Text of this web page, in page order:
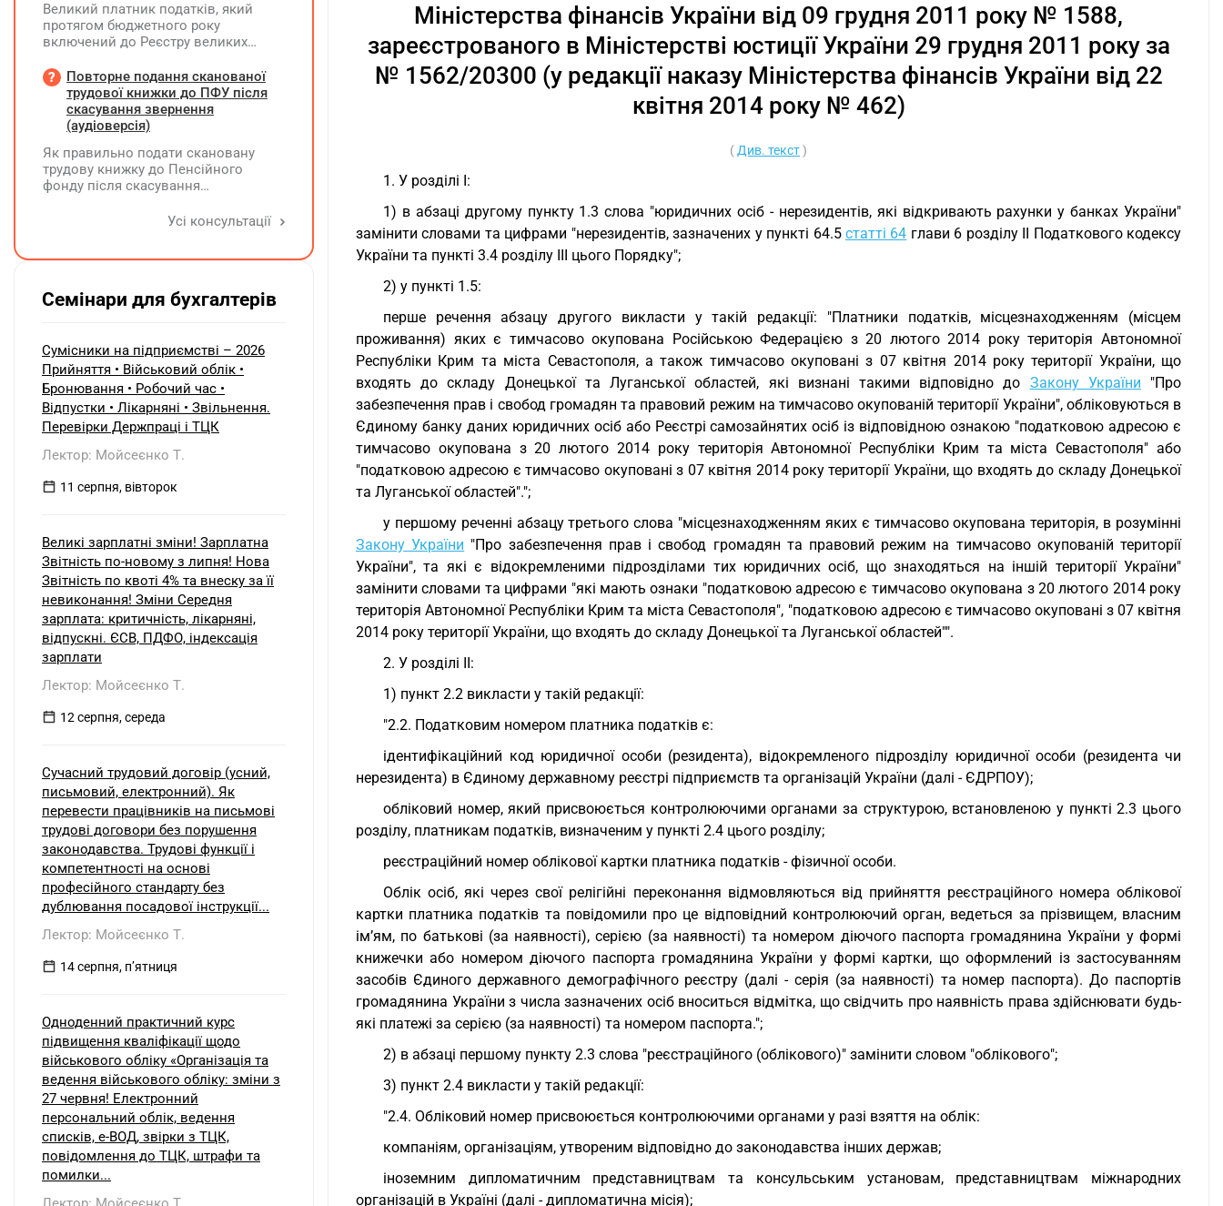
Міністерства фінансів України від 09 грудня 2011 року № 1588,
зареєстрованого в Міністерстві юстиції України 29 грудня 2011 року за
№ 1562/20300 (у редакції наказу Міністерства фінансів України від 22
квітня 2014 року № 462)
( Див. текст)
1. У розділі I:
1) в абзаці другому пункту 1.3 слова "юридичних осіб - нерезидентів, які відкривають рахунки у банках України"
замінити словами та цифрами "нерезидентів, зазначених у пункті 64.5 статті 64 глави 6 розділу II Податкового кодексу
України та пункті 3.4 розділу III цього Порядку";
2) у пункті 1.5:
перше речення абзацу другого викласти у такій редакції: "Платники податків, місцезнаходженням (місцем
проживання) яких є тимчасово окупована Російською Федерацією з 20 лютого 2014 року територія Автономної
Республіки Крим та міста Севастополя, а також тимчасово окуповані з 07 квітня 2014 року території України, що
входять до складу Донецької та Луганської областей, які визнані такими відповідно до Закону України "Про
забезпечення прав і свобод громадян та правовий режим на тимчасово окупованій території України", обліковуються в
Єдиному банку даних юридичних осіб або Реєстрі самозайнятих осіб із відповідною ознакою "податковою адресою є
тимчасово окупована з 20 лютого 2014 року територія Автономної Республіки Крим та міста Севастополя" або
"податковою адресою є тимчасово окуповані з 07 квітня 2014 року території України, що входять до складу Донецької
та Луганської областей".";
у першому реченні абзацу третього слова "місцезнаходженням яких є тимчасово окупована територія, в розумінні
Закону України "Про забезпечення прав і свобод громадян та правовий режим на тимчасово окупованій території
України", та які є відокремленими підрозділами тих юридичних осіб, що знаходяться на іншій території України"
замінити словами та цифрами "які мають ознаки "податковою адресою є тимчасово окупована з 20 лютого 2014 року
територія Автономної Республіки Крим та міста Севастополя", "податковою адресою є тимчасово окуповані з 07 квітня
2014 року території України, що входять до складу Донецької та Луганської областей"".
2. У розділі II:
1) пункт 2.2 викласти у такій редакції:
"2.2. Податковим номером платника податків є:
ідентифікаційний код юридичної особи (резидента), відокремленого підрозділу юридичної особи (резидента чи
нерезидента) в Єдиному державному реєстрі підприємств та організацій України (далі - ЄДРПОУ);
обліковий номер, який присвоюється контролюючими органами за структурою, встановленою у пункті 2.3 цього
розділу, платникам податків, визначеним у пункті 2.4 цього розділу;
реєстраційний номер облікової картки платника податків - фізичної особи.
Облік осіб, які через свої релігійні переконання відмовляються від прийняття реєстраційного номера облікової
картки платника податків та повідомили про це відповідний контролюючий орган, ведеться за прізвищем, власним
ім’ям, по батькові (за наявності), серією (за наявності) та номером діючого паспорта громадянина України у формі
книжечки або номером діючого паспорта громадянина України у формі картки, що оформлений із застосуванням
засобів Єдиного державного демографічного реєстру (далі - серія (за наявності) та номер паспорта). До паспортів
громадянина України з числа зазначених осіб вноситься відмітка, що свідчить про наявність права здійснювати будь-
які платежі за серією (за наявності) та номером паспорта.";
2) в абзаці першому пункту 2.3 слова "реєстраційного (облікового)" замінити словом "облікового";
3) пункт 2.4 викласти у такій редакції:
"2.4. Обліковий номер присвоюється контролюючими органами у разі взяття на облік:
компаніям, організаціям, утвореним відповідно до законодавства інших держав;
іноземним дипломатичним представництвам та консульським установам, представництвам міжнародних
організацій в Україні (далі - дипломатична місія);
Великий платник податків, який
протягом бюджетного року
включений до Реєстру великих
за місцем попереднього обліку, а
Податковий розрахунок подає за
новим (основним) місцем обліку
Повторне подання сканованої
трудової книжки до ПФУ після
скасування звернення
(аудіоверсія)
Як правильно подати скановану
трудову книжку до Пенсійного
фонду після скасування
відсутність підпису на титульній
Усі консультації
Семінари для бухгалтерів
Сумісники на підприємстві – 2026
Прийняття • Військовий облік •
Бронювання • Робочий час •
Відпустки • Лікарняні • Звільнення.
Перевірки Держпраці і ТЦК
Лектор: Мойсеєнко Т.
11 серпня, вівторок
Великі зарплатні зміни! Зарплатна
Звітність по-новому з липня! Нова
Звітність по квоті 4% та внеску за її
невиконання! Зміни Середня
зарплата: критичність, лікарняні,
відпускні. ЄСВ, ПДФО, індексація
зарплати
Лектор: Мойсеєнко Т.
12 серпня, середа
Сучасний трудовий договір (усний,
письмовий, електронний). Як
перевести працівників на письмові
трудові договори без порушення
законодавства. Трудові функції і
компетентності на основі
професійного стандарту без
дублювання посадової інструкції...
Лектор: Мойсеєнко Т.
14 серпня, пʼятниця
Одноденний практичний курс
підвищення кваліфікації щодо
військового обліку «Організація та
ведення військового обліку: зміни з
27 червня! Електронний
персональний облік, ведення
списків, е-ВОД, звірки з ТЦК,
повідомлення до ТЦК, штрафи та
помилки...